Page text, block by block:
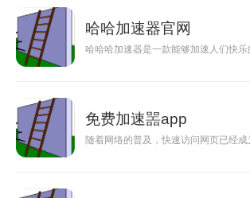
哈哈加速器官网
哈哈哈加速器是一款能够加速人们快
免费加速噐app
随着网络的普及，快速访问网页已经